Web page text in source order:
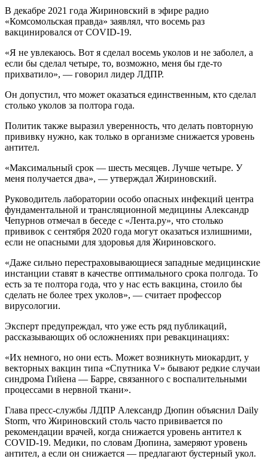
В декабре 2021 года Жириновский в эфире радио
«Комсомольская правда» заявлял, что восемь раз
вакцинировался от COVID-19.
«Я не увлекаюсь. Вот я сделал восемь уколов и не заболел, а
если бы сделал четыре, то, возможно, меня бы где-то
прихватило», — говорил лидер ЛДПР.
Он допустил, что может оказаться единственным, кто сделал
столько уколов за полтора года.
Политик также выразил уверенность, что делать повторную
прививку нужно, как только в организме снижается уровень
антител.
«Максимальный срок — шесть месяцев. Лучше четыре. У
меня получается два», — утверждал Жириновский.
Руководитель лаборатории особо опасных инфекций центра
фундаментальной и трансляционной медицины Александр
Чепурнов отмечал в беседе с «Лента.ру», что столько
прививок с сентября 2020 года могут оказаться излишними,
если не опасными для здоровья для Жириновского.
«Даже сильно перестраховывающиеся западные медицинские
инстанции ставят в качестве оптимального срока полгода. То
есть за те полтора года, что у нас есть вакцина, стоило бы
сделать не более трех уколов», — считает профессор
вирусологии.
Эксперт предупреждал, что уже есть ряд публикаций,
рассказывающих об осложнениях при ревакцинациях:
«Их немного, но они есть. Может возникнуть миокардит, у
векторных вакцин типа «Спутника V» бывают редкие случаи
синдрома Гийена — Барре, связанного с воспалительными
процессами в нервной ткани».
Глава пресс-службы ЛДПР Александр Дюпин объяснил Daily
Storm, что Жириновский столь часто прививается по
рекомендации врачей, когда снижается уровень антител к
COVID-19. Медики, по словам Дюпина, замеряют уровень
антител, а если он снижается — предлагают бустерный укол.